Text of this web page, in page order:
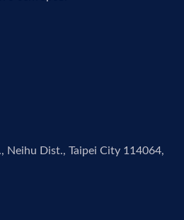
Neihu Dist., Taipei City 114064,